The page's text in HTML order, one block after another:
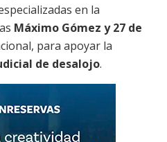
en la
Máximo Gómez y 27 de
para apoyar la
de desalojo.